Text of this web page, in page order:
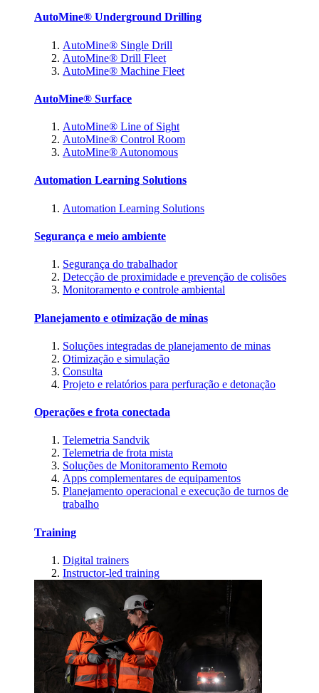
AutoMine® Underground Drilling
AutoMine® Single Drill
AutoMine® Drill Fleet
AutoMine® Machine Fleet
AutoMine® Surface
AutoMine® Line of Sight
AutoMine® Control Room
AutoMine® Autonomous
Automation Learning Solutions
Automation Learning Solutions
Segurança e meio ambiente
Segurança do trabalhador
Detecção de proximidade e prevenção de colisões
Monitoramento e controle ambiental
Planejamento e otimização de minas
Soluções integradas de planejamento de minas
Otimização e simulação
Consulta
Projeto e relatórios para perfuração e detonação
Operações e frota conectada
Telemetria Sandvik
Telemetria de frota mista
Soluções de Monitoramento Remoto
Apps complementares de equipamentos
Planejamento operacional e execução de turnos de
trabalho
Training
Digital trainers
Instructor-led training